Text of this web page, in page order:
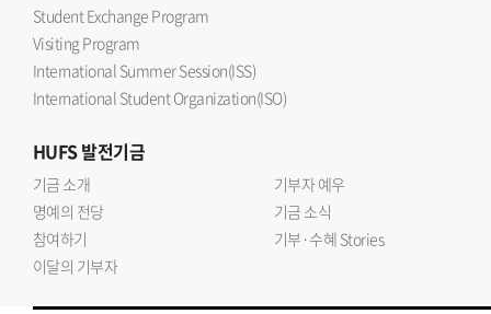
Student Exchange Program
Visiting Program
International Summer Session(ISS)
International Student Organization(ISO)
HUFS발전기금
기금 소개
기부자 예우
명예의 전당
기금 소식
참여하기
기부·수혜 Stories
이달의 기부자